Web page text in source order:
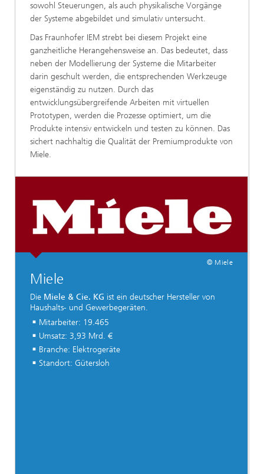
sowohl Steuerungen, als auch physikalische Vorgänge
der Systeme abgebildet und simulativ untersucht.
Das Fraunhofer IEM strebt bei diesem Projekt eine
ganzheitliche Herangehensweise an. Das bedeutet, dass
neben der Modellierung der Systeme die Mitarbeiter
darin geschult werden, die entsprechenden Werkzeuge
eigenständig zu nutzen. Durch das
entwicklungsübergreifende Arbeiten mit virtuellen
Prototypen, werden die Prozesse optimiert, um die
Produkte intensiv entwickeln und testen zu können. Das
sichert nachhaltig die Qualität der Premiumprodukte von
Miele.
© Miele
Miele
Die Miele & Cie. KG ist ein deutscher Hersteller von
Haushalts- und Gewerbegeräten.
Mitarbeiter: 19.465
Umsatz: 3,93 Mrd. €
Branche: Elektrogeräte
Standort: Gütersloh